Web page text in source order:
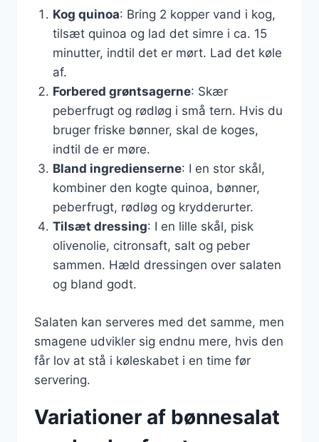
Kog quinoa: Bring 2 kopper vand i kog,
tilsæt quinoa og lad det simre i ca. 15
minutter, indtil det er mørt. Lad det køle
af.
Forbered grøntsagerne: Skær
peberfrugt og rødløg i små tern. Hvis du
bruger friske bønner, skal de koges,
indtil de er møre.
Bland ingredienserne: I en stor skål,
kombiner den kogte quinoa, bønner,
peberfrugt, rødløg og krydderurter.
Tilsæt dressing: I en lille skål, pisk
olivenolie, citronsaft, salt og peber
sammen. Hæld dressingen over salaten
og bland godt.
Salaten kan serveres med det samme, men
smagene udvikler sig endnu mere, hvis den
får lov at stå i køleskabet i en time før
servering.
Variationer af bønnesalat